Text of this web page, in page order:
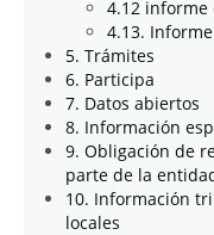
4.12
4.13.
5. Trámites
6. Participa
7. Datos abiertos
8. Información
9. Obligación de
parte de la
10. Información
locales